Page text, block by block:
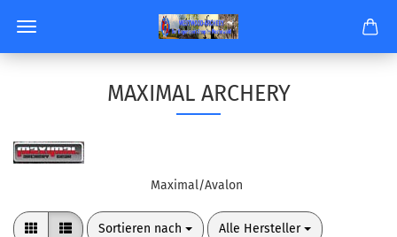
MAXIMAL ARCHERY
Maximal/Avalon
Sortieren nach
Sortieren nach Alle Hersteller
pro Seite